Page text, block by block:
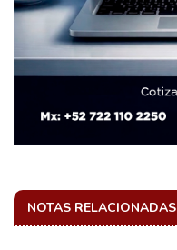
NOTAS RELACIONADAS